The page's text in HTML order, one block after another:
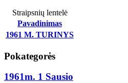
Straipsnių lentelė
Pavadinimas
1961 M. TURINYS
Pokategorės
1961m. 1 Sausio